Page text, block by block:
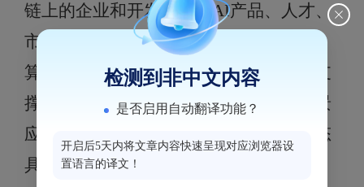
链上的企业和开发者提供AI产品、人才、
市场、资金等孵化服务以及数据集管理、
算法框架、模型训练、模型管理等技术支
撑服务，对培育本土行业龙头、孵化场景
应用企业，加速构建人工智能全产业生态
具有带动作用。
检测到非中文内容
是否启用自动翻译功能？
开启后5天内将文章内容快速呈现对应浏览器设
置语言的译文！